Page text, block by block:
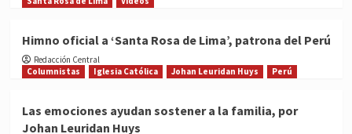
Himno oficial a ‘Santa Rosa de Lima’, patrona del Perú
Redacción Central
Columnistas
Iglesia Católica Johan Leuridan Huys Perú
Las emociones ayudan sostener a la familia, por
Johan Leuridan Huys